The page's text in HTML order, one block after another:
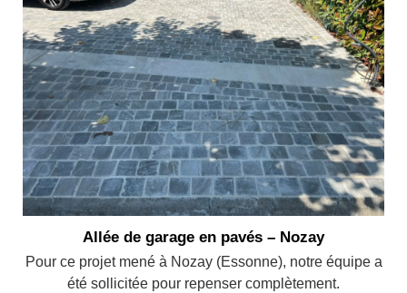
Allée de garage en pavés – Nozay
Pour ce projet mené à Nozay (Essonne), notre équipe a
été sollicitée pour repenser complètement.